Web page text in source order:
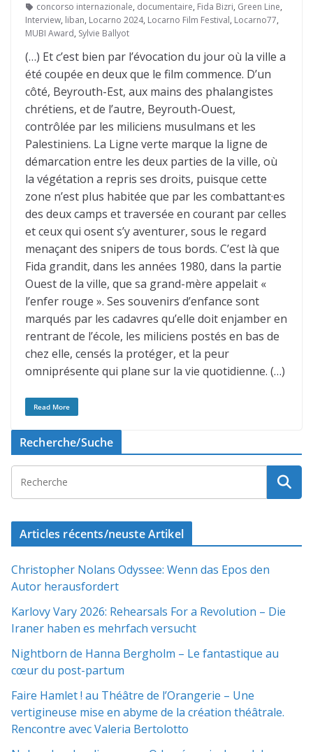
concorso internazionale, documentaire, Fida Bizri, Green Line,
Interview, liban, Locarno 2024, Locarno Film Festival, Locarno77,
MUBI Award, Sylvie Ballyot
(…) Et c’est bien par l’évocation du jour où la ville a
été coupée en deux que le film commence. D’un
côté, Beyrouth-Est, aux mains des phalangistes
chrétiens, et de l’autre, Beyrouth-Ouest,
contrôlée par les miliciens musulmans et les
Palestiniens. La Ligne verte marque la ligne de
démarcation entre les deux parties de la ville, où
la végétation a repris ses droits, puisque cette
zone n’est plus habitée que par les combattant·es
des deux camps et traversée en courant par celles
et ceux qui osent s’y aventurer, sous le regard
menaçant des snipers de tous bords. C’est là que
Fida grandit, dans les années 1980, dans la partie
Ouest de la ville, que sa grand-mère appelait «
l’enfer rouge ». Ses souvenirs d’enfance sont
marqués par les cadavres qu’elle doit enjamber en
rentrant de l’école, les miliciens postés en bas de
chez elle, censés la protéger, et la peur
omniprésente qui plane sur la vie quotidienne. (…)
Read More
Recherche/Suche
Articles récents/neuste Artikel
Christopher Nolans Odyssee: Wenn das Epos den
Autor herausfordert
Karlovy Vary 2026: Rehearsals For a Revolution – Die
Iraner haben es mehrfach versucht
Nightborn de Hanna Bergholm – Le fantastique au
cœur du post-partum
Faire Hamlet ! au Théâtre de l’Orangerie – Une
vertigineuse mise en abyme de la création théâtrale.
Rencontre avec Valeria Bertolotto